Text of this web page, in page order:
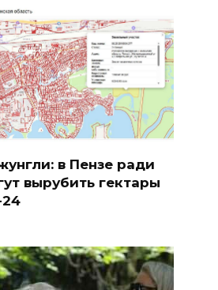
в Пензе ради
вырубить гектары